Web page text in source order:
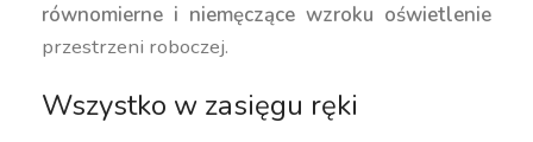
równomierne i niemęczące wzroku oświetlenie
przestrzeni roboczej.
Wszystko w zasięgu ręki